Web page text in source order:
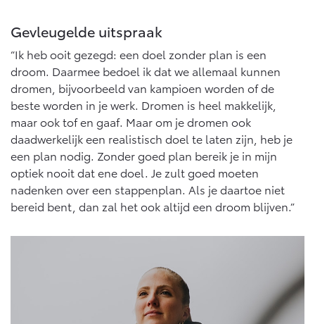
Gevleugelde uitspraak
“Ik heb ooit gezegd: een doel zonder plan is een
droom. Daarmee bedoel ik dat we allemaal kunnen
dromen, bijvoorbeeld van kampioen worden of de
beste worden in je werk. Dromen is heel makkelijk,
maar ook tof en gaaf. Maar om je dromen ook
daadwerkelijk een realistisch doel te laten zijn, heb je
een plan nodig. Zonder goed plan bereik je in mijn
optiek nooit dat ene doel. Je zult goed moeten
nadenken over een stappenplan. Als je daartoe niet
bereid bent, dan zal het ook altijd een droom blijven.”